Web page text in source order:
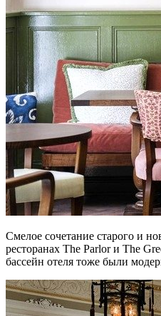
Смелое сочетание старого и
ресторанах The Parlor и The
бассейн отеля тоже были